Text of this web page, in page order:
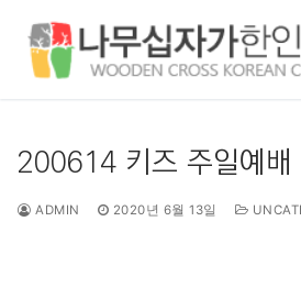
200614 키즈 주일예배
ADMIN 2020년 6월 13일